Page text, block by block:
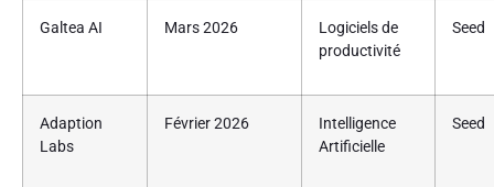
Galtea AI Mars 2026
Logiciels de
productivité
Seed
Adaption
Labs
Février 2026
Intelligence
Artificielle
Seed